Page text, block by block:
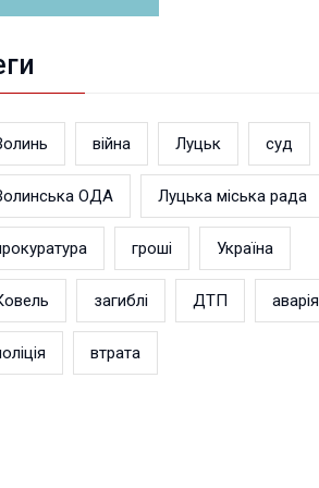
війна Луцьк суд
ОДА Луцька міська рада
гроші Україна
загиблі ДТП аварія
втрата